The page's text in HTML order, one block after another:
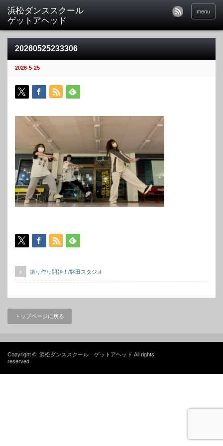
menu
20260525233306
2026-5-25
振り作り開始！/磐田スタジオ
トップページに戻る
Copyright © 浜松ダンススクール ゲットアヘッド All rights
reserved.